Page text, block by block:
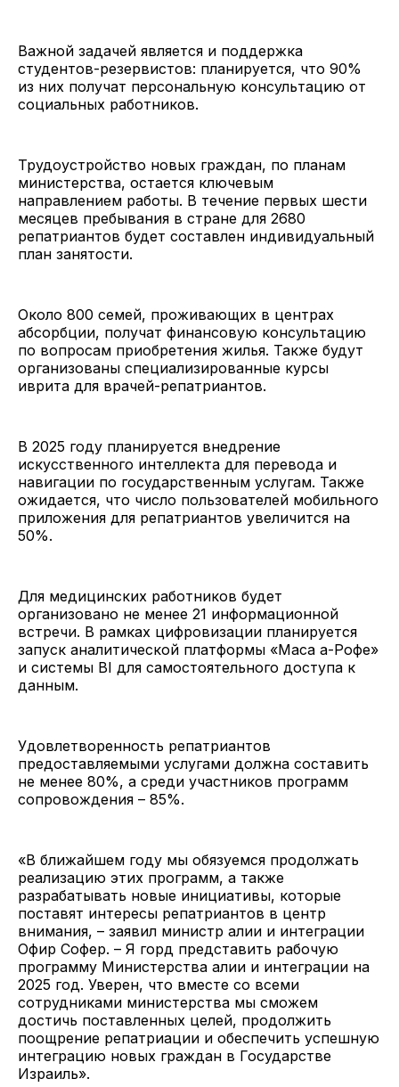
Важной задачей является и поддержка
студентов-резервистов: планируется, что 90%
из них получат персональную консультацию от
социальных работников.
Трудоустройство новых граждан, по планам
министерства, остается ключевым
направлением работы. В течение первых шести
месяцев пребывания в стране для 2680
репатриантов будет составлен индивидуальный
план занятости.
Около 800 семей, проживающих в центрах
абсорбции, получат финансовую консультацию
по вопросам приобретения жилья. Также будут
организованы специализированные курсы
иврита для врачей-репатриантов.
В 2025 году планируется внедрение
искусственного интеллекта для перевода и
навигации по государственным услугам. Также
ожидается, что число пользователей мобильного
приложения для репатриантов увеличится на
50%.
Для медицинских работников будет
организовано не менее 21 информационной
встречи. В рамках цифровизации планируется
запуск аналитической платформы «Маса а-Рофе»
и системы BI для самостоятельного доступа к
данным.
Удовлетворенность репатриантов
предоставляемыми услугами должна составить
не менее 80%, а среди участников программ
сопровождения – 85%.
«В ближайшем году мы обязуемся продолжать
реализацию этих программ, а также
разрабатывать новые инициативы, которые
поставят интересы репатриантов в центр
внимания, – заявил министр алии и интеграции
Офир Софер. – Я горд представить рабочую
программу Министерства алии и интеграции на
2025 год. Уверен, что вместе со всеми
сотрудниками министерства мы сможем
достичь поставленных целей, продолжить
поощрение репатриации и обеспечить успешную
интеграцию новых граждан в Государстве
Израиль».